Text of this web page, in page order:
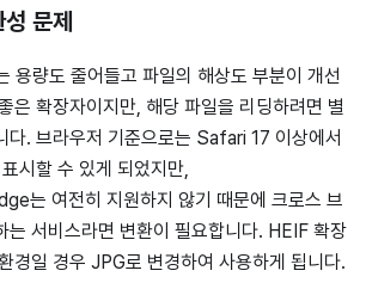
문제
용량도 줄어들고 파일의 해상도 부분이 개선
은 확장자이지만, 해당 파일을 리딩하려면 별
다. 브라우저 기준으로는 Safari 17 이상에서
시할 수 있게 되었지만,
는 여전히 지원하지 않기 때문에 크로스 브
는 서비스라면 변환이 필요합니다. HEIF 확장
경일 경우 JPG로 변경하여 사용하게 됩니다.